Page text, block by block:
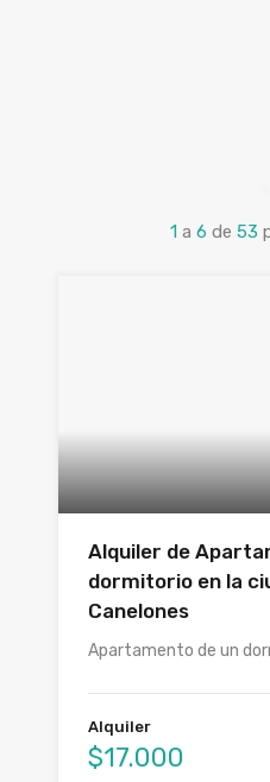
1 a 6 de 53
Alquiler de
dormitorio en la
Canelones
Apartamento de un
Alquiler
$17.000